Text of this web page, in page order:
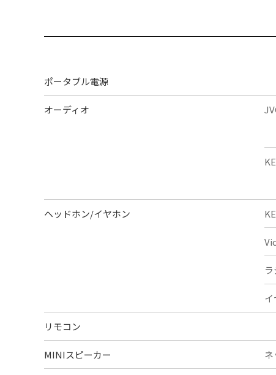
ポータブル電源
オーディオ
ヘッドホン/イヤホン
イ
リモコン
MINIスピーカー